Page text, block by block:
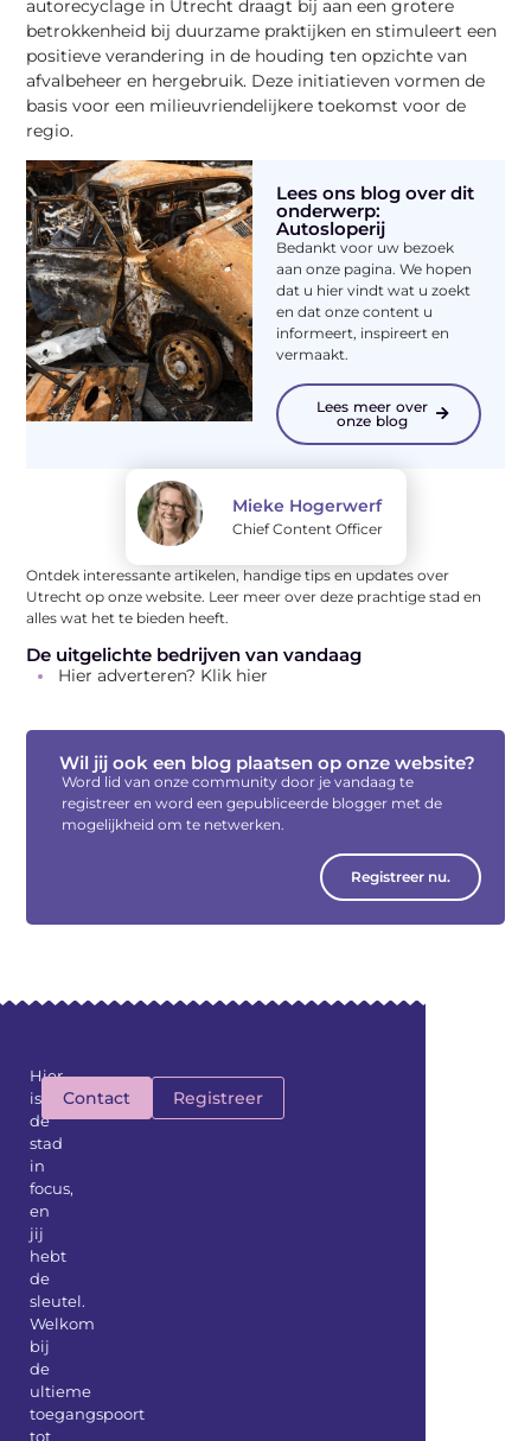
autorecyclage in Utrecht draagt bij aan een grotere
betrokkenheid bij duurzame praktijken en stimuleert een
positieve verandering in de houding ten opzichte van
afvalbeheer en hergebruik. Deze initiatieven vormen de
basis voor een milieuvriendelijkere toekomst voor de
regio.
Lees ons blog over dit
onderwerp:
Autosloperij
Bedankt voor uw bezoek
aan onze pagina. We hopen
dat u hier vindt wat u zoekt
en dat onze content u
informeert, inspireert en
vermaakt.
Lees meer over
onze blog
Mieke Hogerwerf
Chief Content Officer
Ontdek interessante artikelen, handige tips en updates over
Utrecht op onze website. Leer meer over deze prachtige stad en
alles wat het te bieden heeft.
De uitgelichte bedrijven van vandaag
Hier adverteren? Klik hier
Wil jij ook een blog plaatsen op onze website?
Word lid van onze community door je vandaag te
registreer en word een gepubliceerde blogger met de
mogelijkheid om te netwerken.
Registreer nu.
Hier
is
de
stad
in
focus,
en
jij
hebt
de
sleutel.
Welkom
bij
de
ultieme
toegangspoort
tot
Contact Registreer